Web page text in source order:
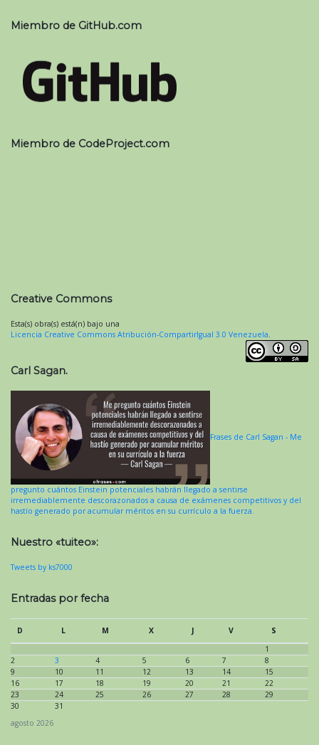
Miembro de GitHub.com
Miembro de CodeProject.com
Creative Commons
Esta(s) obra(s) está(n) bajo una
Licencia Creative Commons Atribución-CompartirIgual 3.0 Venezuela.
Carl Sagan.
Frases de Carl Sagan - Me
pregunto cuántos Einstein potenciales habrán llegado a sentirse
irremediablemente descorazonados a causa de exámenes competitivos y del
hastío generado por acumular méritos en su currículo a la fuerza.
Nuestro «tuiteo»:
Tweets by ks7000
Entradas por fecha
agosto 2026
D L M X J V
S
1
2
3 4 5 6 7
8
9
10 11 12 13 14
15
16
17 18 19 20 21
22
23
24 25 26 27 28
29
30
31